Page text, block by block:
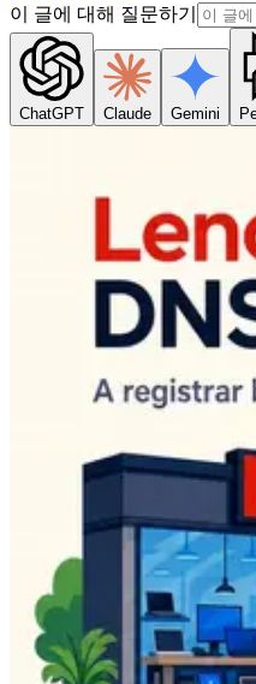
이 글에 대해 질문하기
ChatGPT Claude Gemini